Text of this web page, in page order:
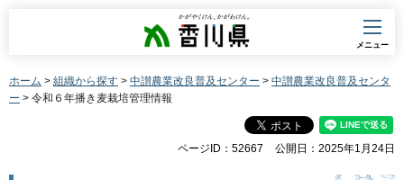
香川県
メニュー
ホーム > 組織から探す > 中讃農業改良普及センター > 中讃農業改良普及センタ
ー > 令和６年播き麦栽培管理情報
ページID：52667 公開日：2025年1月24日